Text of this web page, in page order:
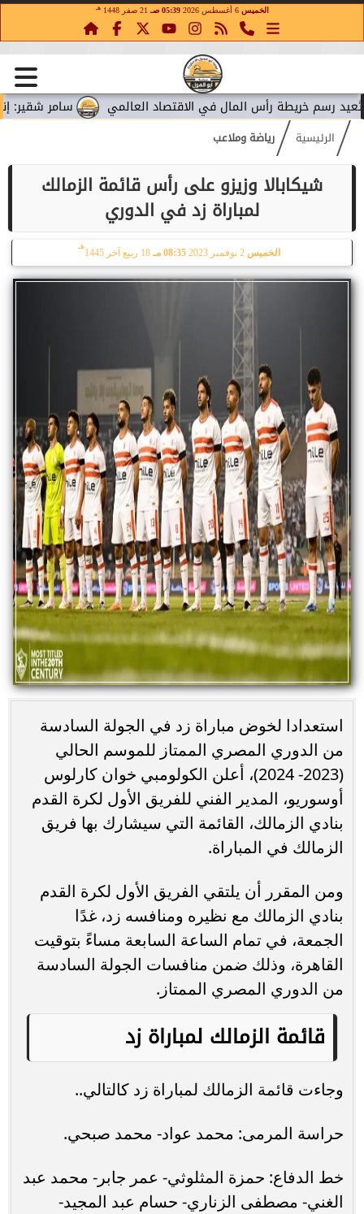
الخميس 6 أغسطس 2026 05:39 صـ 21 صفر 1448 هـ
سامر شقير: إنفاق خريطة رأس المال في الاقتصاد العالمي
الرئيسية رياضة وملاعب
شيكابالا وزيزو على رأس قائمة الزمالك
لمباراة زد في الدوري
الخميس 2 نوفمبر 2023 08:35 مـ 18 ربيع آخر 1445
هـ
استعدادا لخوض مباراة زد في الجولة السادسة
من الدوري المصري الممتاز للموسم الحالي
(2023- 2024)، أعلن الكولومبي خوان كارلوس
أوسوريو، المدير الفني للفريق الأول لكرة القدم
بنادي الزمالك، القائمة التي سيشارك بها فريق
الزمالك في المباراة.
ومن المقرر أن يلتقي الفريق الأول لكرة القدم
بنادي الزمالك مع نظيره ومنافسه زد، غدًا
الجمعة، في تمام الساعة السابعة مساءً بتوقيت
القاهرة، وذلك ضمن منافسات الجولة السادسة
من الدوري المصري الممتاز.
قائمة الزمالك لمباراة زد
وجاءت قائمة الزمالك لمباراة زد كالتالي..
حراسة المرمى: محمد عواد- محمد صبحي.
خط الدفاع: حمزة المثلوثي- عمر جابر- محمد عبد
الغني- مصطفى الزناري- حسام عبد المجيد-